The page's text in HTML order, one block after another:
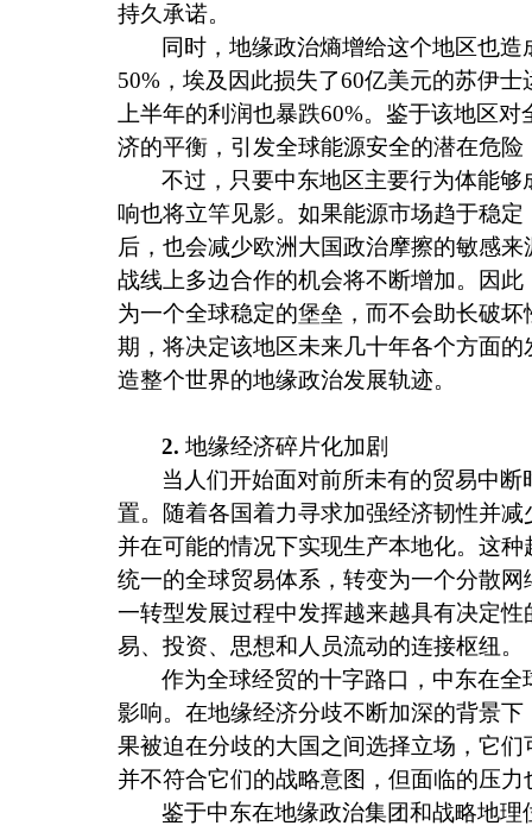
持久承诺。
同时，地缘政治熵增给这个地区也
50% ，埃及因此损失了60亿美元的苏伊士
上半年的利润也暴跌60%。鉴于该地区对
济的平衡，引发全球能源安全的潜在危
不过，只要中东地区主要行为体能
响也将立竿见影。如果能源市场趋于稳
后，也会减少欧洲大国政治摩擦的敏感
战线上多边合作的机会将不断增加。因
为一个全球稳定的堡垒，而不会助长破
期，将决定该地区未来几十年各个方面
造整个世界的地缘政治发展轨迹。
2. 地缘经济碎片化加剧
当人们开始面对前所未有的贸易中
置。随着各国着力寻求加强经济韧性并
并在可能的情况下实现生产本地化。这
统一的全球贸易体系，转变为一个分散
一转型发展过程中发挥越来越具有决定
易、投资、思想和人员流动的连接枢纽。
作为全球经贸的十字路口，中东在
影响。在地缘经济分歧不断加深的背景
果被迫在分歧的大国之间选择立场，它
并不符合它们的战略意图，但面临的压力
鉴于中东在地缘政治集团和战略地